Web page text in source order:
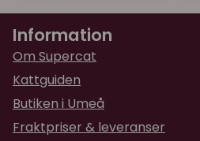
Information
Om Supercat
Kattguiden
Butiken i Umeå
Fraktpriser & leveranser